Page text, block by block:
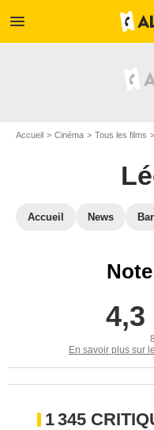
menu
Accueil Cinéma Tous les films
Accueil News
4,3
En savoir plus sur
1 345